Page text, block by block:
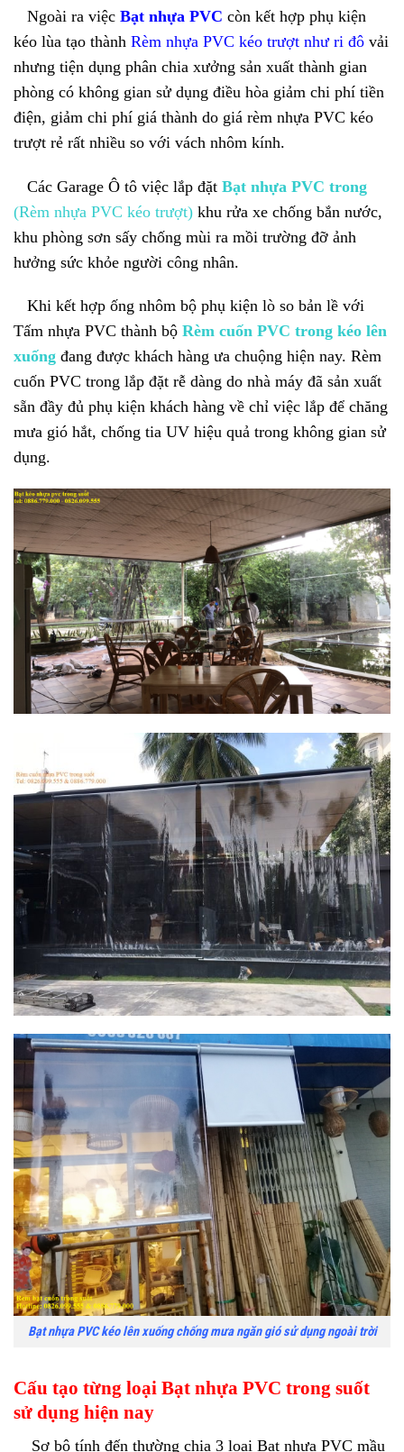
Ngoài ra việc Bạt nhựa PVC còn kết hợp phụ kiện
kéo lùa tạo thành Rèm nhựa PVC kéo trượt như ri đô vải
nhưng tiện dụng phân chia xưởng sản xuất thành gian
phòng có không gian sử dụng điều hòa giảm chi phí tiền
điện, giảm chi phí giá thành do giá rèm nhựa PVC kéo
trượt rẻ rất nhiều so với vách nhôm kính.
Các Garage Ô tô việc lắp đặt Bạt nhựa PVC trong
(Rèm nhựa PVC kéo trượt) khu rửa xe chống bắn nước,
khu phòng sơn sấy chống mùi ra mồi trường đỡ ảnh
hưởng sức khỏe người công nhân.
Khi kết hợp ống nhôm bộ phụ kiện lò so bản lề với
Tấm nhựa PVC thành bộ Rèm cuốn PVC trong kéo lên
xuống đang được khách hàng ưa chuộng hiện nay. Rèm
cuốn PVC trong lắp đặt rễ dàng do nhà máy đã sản xuất
sẵn đầy đủ phụ kiện khách hàng về chỉ việc lắp để chăng
mưa gió hắt, chống tia UV hiệu quả trong không gian sử
dụng.
Bạt nhựa PVC kéo lên xuống chống mưa ngăn gió sử dụng ngoài trời
Cấu tạo từng loại Bạt nhựa PVC trong suốt
sử dụng hiện nay
Sơ bộ tính đến thường chia 3 loại Bạt nhựa PVC mầu